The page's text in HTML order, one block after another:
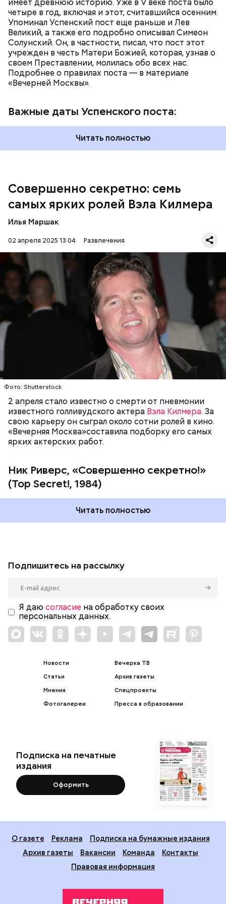
имеет древнюю историю. Уже в V веке поста было
четыре в год, включая и этот, считавшийся осенним.
Упоминал Успенский пост еще раньше и Лев
Великий, а также его подробно описывал Симеон
Солунский. Он, в частности, писал, что пост этот
учрежден в честь Матери Божией, которая, узнав о
своем Преставлении, молилась обо всех нас.
Подробнее о правилах поста — в материале
«Вечерней Москвы».
Важные даты Успенского поста:
А вскоре после окончания Успенского поста
наступает Спас Ореховый — 29 августа.
Иначе его называют Хлебным Спасом,
поскольку по времени он совпадает с
окончанием жатвы.
Читать полностью
Совершенно секретно: семь
самых ярких ролей Вэла Килмера
Илья Маршак
02 апреля 2025 13:04 Развлечения
Фото: Shutterstock
2 апреля стало известно о смерти от пневмонии
известного голливудского актера Вэла Килмера. За
свою карьеру он сыграл около сотни ролей в кино.
«Вечерняя Москва»составила подборку его самых
ярких актерских работ.
Ник Риверс, «Совершенно секретно!»
(Top Secret!, 1984)
Фото: «Совершенно секретно!» (Top Secret!, 1984)
Восточная Германия времен то ли «холодной
план по уничтожению кораблей НАТО, для чего
похищает ученого Поля Фламонда и заставляет его
сотворить мину «Поларис». Прикрытием для
преступных замыслов немцев служит
международный фестиваль, на который
приглашены артисты из разных стран мира. США
представляет модный серф-рок певец Ник Риверс,
который в первый же день он знакомится с
участницей подпольного сопротивления Хиллари
— дочерью доктора Фламонда.
Пародия на популярные в 1980-е годы шпионские
триллеры и экзотические мелодрамы многих
поставила в тупик из-за своей «идеологической
диверсионности» — представители немецких
властей выглядят в фильме как фашистские
картина принесла мировую известность.
Читать полностью
ЗНАМЕНИТОСТИ
КИНО
Подпишитесь на рассылку
Я даю согласие на обработку своих
персональных данных.
Новости
Статьи
Мнения
Фотогалереи
Вечерка ТВ
Архив газеты
Спецпроекты
Пресса в образовании
Подписка на печатные
издания
Оформить
О газете Реклама
Подписка на бумажные издания
Архив газеты
Вакансии Команда
Контакты
Правовая информация